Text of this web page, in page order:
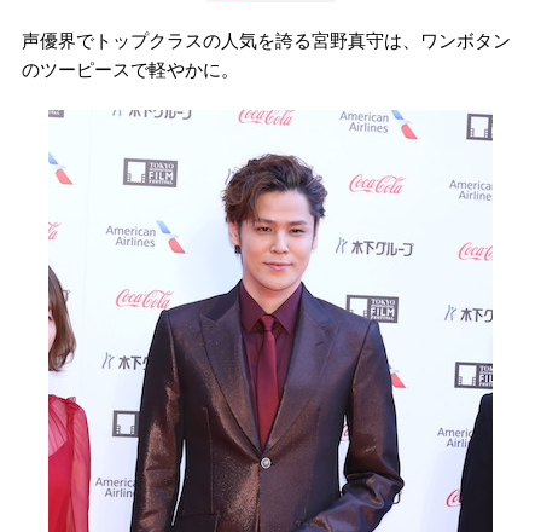
声優界でトップクラスの人気を誇る宮野真守は、ワンボタン
のツーピースで軽やかに。